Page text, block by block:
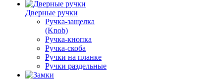
Дверные ручки
Ручка-защелка
(Knob)
Ручка-кнопка
Ручка-скоба
Ручки на планке
Ручки раздельные